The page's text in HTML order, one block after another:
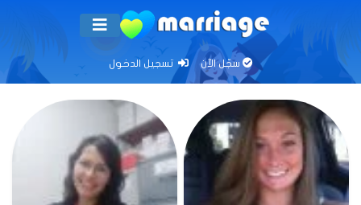
سجّل الآن تسجيل الدخول